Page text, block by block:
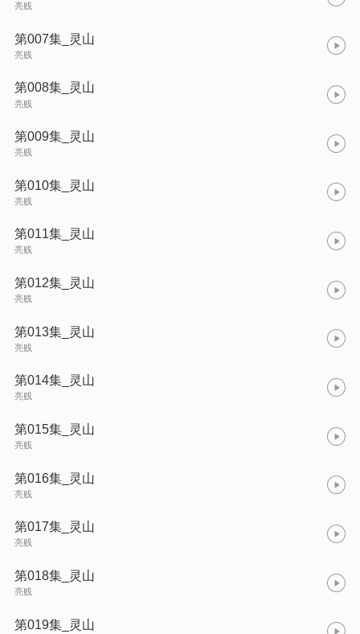
亮贱
第007集_灵山
亮贱
第008集_灵山
亮贱
第009集_灵山
亮贱
第010集_灵山
亮贱
第011集_灵山
亮贱
第012集_灵山
亮贱
第013集_灵山
亮贱
第014集_灵山
亮贱
第015集_灵山
亮贱
第016集_灵山
亮贱
第017集_灵山
亮贱
第018集_灵山
亮贱
第019集_灵山